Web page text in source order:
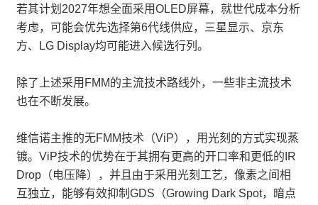
若其计划2027年想全面采用OLED屏幕，就世代成本分析
考虑，可能会优先选择第6代线供应，三星显示、京东
方、LG Display均可能进入候选行列。
除了上述采用FMM的主流技术路线外，一些非主流技术
也在不断发展。
维信诺主推的无FMM技术（ViP），用光刻的方式实现蒸
镀。ViP技术的优势在于其拥有更高的开口率和更低的IR
Drop（电压降），并且由于采用光刻工艺，像素之间相
互独立，能够有效抑制GDS（Growing Dark Spot，暗点